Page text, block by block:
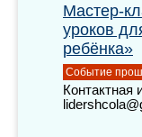
Мастер-
уроков
ребёнка»
Событие
Контактная